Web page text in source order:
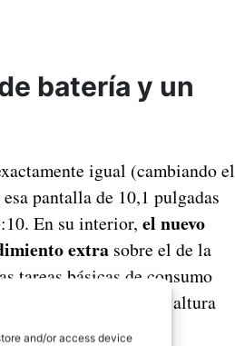
and/or access device
batería y un
igual (cambiando el
pantalla de 10,1 pulgadas
En su interior, el nuevo
extra sobre el de la
tareas básicas de consumo
una fluidez a la altura